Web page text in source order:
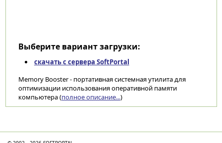
Выберите вариант загрузки:
скачать с сервера SoftPortal
Memory Booster - портативная системная утилита для
оптимизации использования оперативной памяти
компьютера (полное описание...)